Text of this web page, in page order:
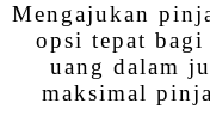
Mengajukan
opsi tepat
uang dalam
maksimal